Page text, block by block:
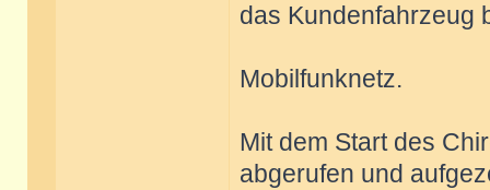
das Kundenfahrzeug
Mobilfunknetz.
Mit dem Start des
abgerufen und